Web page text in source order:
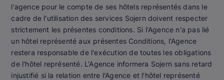
l'agence pour le compte de ses hôtels représentés dans le
cadre de l'utilisation des services Sojern doivent respecter
strictement les présentes conditions. Si l'Agence n'a pas lié
un hôtel représenté aux présentes Conditions, l'Agence
restera responsable de l'exécution de toutes les obligations
de l'hôtel représenté. L'Agence informera Sojern sans retard
injustifié si la relation entre l'Agence et l'hôtel représenté